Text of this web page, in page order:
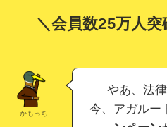
＼会員数25万人
かもっち
やあ、法
今、アガルー